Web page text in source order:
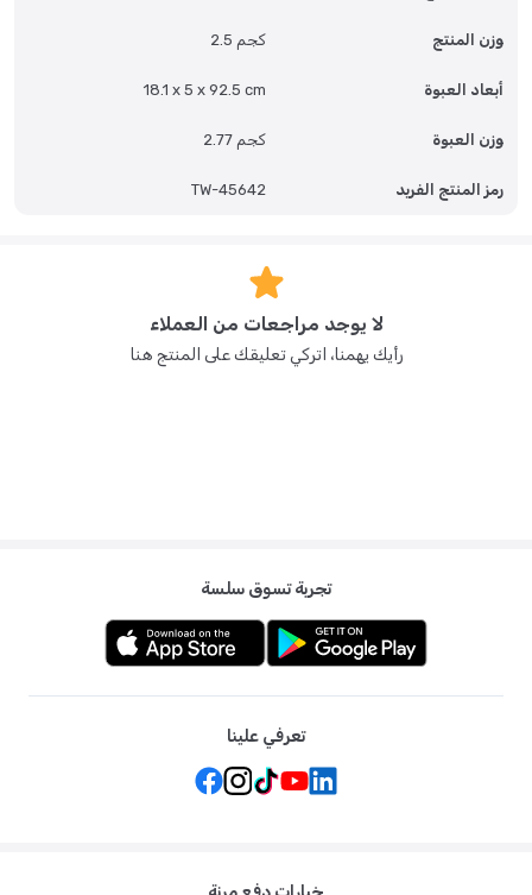
وزن المنتج 2.5 كجم
أبعاد العبوة 18.1 x 5 x 92.5 cm
وزن العبوة 2.77 كجم
رمز المنتج الفريد TW-45642
لا يوجد مراجعات من العملاء
رأيك يهمنا، اتركي تعليقك على المنتج هنا
تجربة تسوق سلسة
تعرفي علينا